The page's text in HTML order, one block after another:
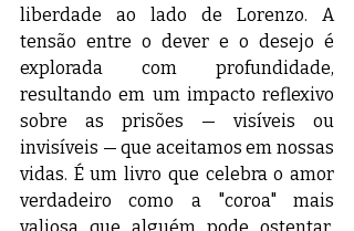
liberdade ao lado de Lorenzo. A
tensão entre o dever e o desejo é
explorada com profundidade,
resultando em um impacto reflexivo
sobre as prisões — visíveis ou
invisíveis — que aceitamos em nossas
vidas. É um livro que celebra o amor
verdadeiro como a "coroa" mais